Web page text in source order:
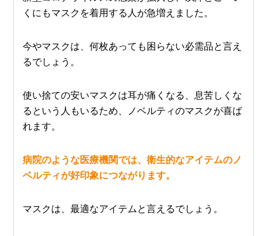
くにもマスクを着用する人が急増えました。
今やマスクは、何枚あっても困らない必需品と言え
るでしょう。
使い捨ての安いマスクは耳が痛くなる、息苦しくな
るという人もいるため、ノベルティのマスクが喜ば
れます。
病院のような医療機関では、衛生的なアイテムのノ
ベルティが好印象につながります。
マスクは、最適なアイテムと言えるでしょう。